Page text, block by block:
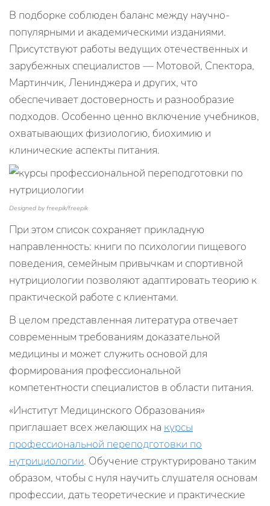
В подборке соблюден баланс между научно-
популярными и академическими изданиями.
Присутствуют работы ведущих отечественных и
зарубежных специалистов — Мотовой, Спектора,
Мартинчик, Ленинджера и других, что
обеспечивает достоверность и разнообразие
подходов. Особенно ценно включение учебников,
охватывающих физиологию, биохимию и
клинические аспекты питания.
Designed by freepik/freepik
При этом список сохраняет прикладную
направленность: книги по психологии пищевого
поведения, семейным привычкам и спортивной
нутрициологии позволяют адаптировать теорию к
практической работе с клиентами.
В целом представленная литература отвечает
современным требованиям доказательной
медицины и может служить основой для
формирования профессиональной
компетентности специалистов в области питания.
«Институт Медицинского Образования»
приглашает всех желающих на курсы
профессиональной переподготовки по
нутрициологии. Обучение структурировано таким
образом, чтобы с нуля научить слушателя основам
профессии, дать теоретические и практические